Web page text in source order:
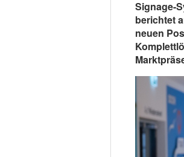
Signage-
berichtet
neuen